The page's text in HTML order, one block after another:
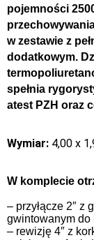
pojemności
w zestawie z
dodatkowym.
spełnia
atest PZH oraz
Wymiar: 4,00 x
W komplecie
– przyłącze 2″ z
gwintowanym do
– rewizję 4″ z